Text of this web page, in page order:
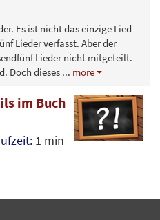
Es ist nicht das einzige Lied
Lieder verfasst. Aber der
Lieder nicht mitgeteilt.
Doch dieses ... more
im Buch
1 min